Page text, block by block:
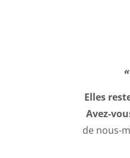
Elles
Avez-
de nous-